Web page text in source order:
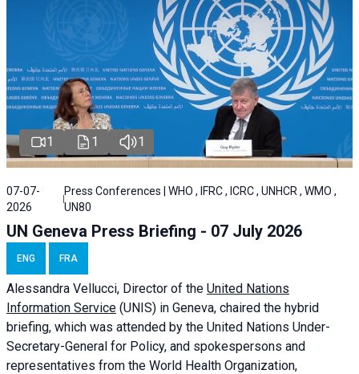
1 1 1
07-07-
2026
Press Conferences | WHO , IFRC , ICRC , UNHCR , WMO ,
UN80
UN Geneva Press Briefing - 07 July 2026
ENG FRA
Alessandra Vellucci, Director of the United Nations
Information Service (UNIS) in Geneva, chaired the hybrid
briefing, which was attended by the United Nations Under-
Secretary-General for Policy, and spokespersons and
representatives from the World Health Organization,